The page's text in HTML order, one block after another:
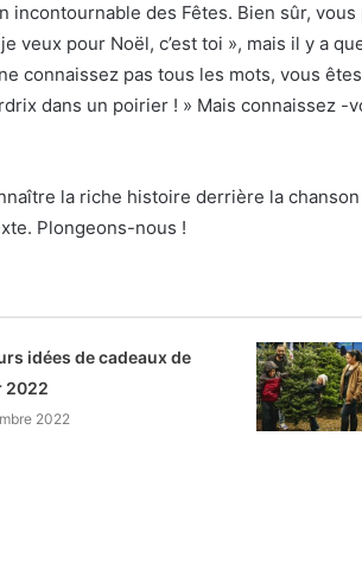
incontournable des Fêtes. Bien sûr,
veux pour Noël, c’est toi », mais il y a
connaissez pas tous les mots, vous
dans un poirier ! » Mais connaissez -
la riche histoire derrière la
Plongeons-nous !
idées de cadeaux de
2022
2022